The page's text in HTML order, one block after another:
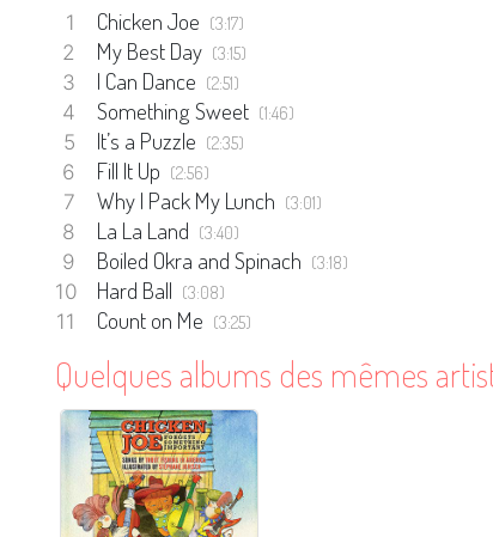
Chicken Joe (3:17)
My Best Day (3:15)
I Can Dance (2:51)
Something Sweet (1:46)
It’s a Puzzle (2:35)
Fill It Up (2:56)
Why I Pack My Lunch (3:01)
La La Land (3:40)
Boiled Okra and Spinach (3:18)
Hard Ball (3:08)
Count on Me (3:25)
Quelques albums des mêmes